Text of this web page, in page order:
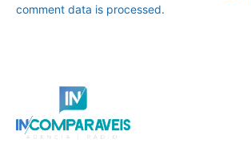
comment data is processed.